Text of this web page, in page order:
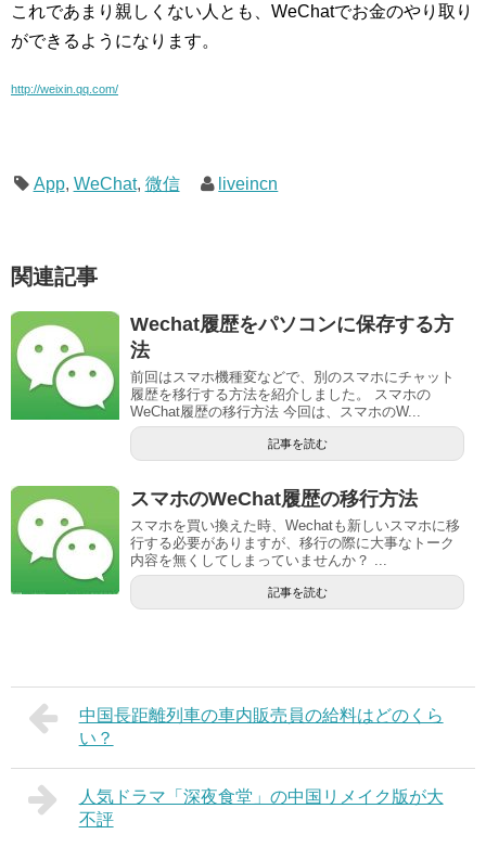
これであまり親しくない人とも、WeChatでお金のやり取り
ができるようになります。
http://weixin.qq.com/
App, WeChat, 微信 liveincn
関連記事
Wechat履歴をパソコンに保存する方
法
前回はスマホ機種変などで、別のスマホにチャット
履歴を移行する方法を紹介しました。 スマホの
WeChat履歴の移行方法 今回は、スマホのW...
記事を読む
スマホのWeChat履歴の移行方法
スマホを買い換えた時、Wechatも新しいスマホに移
行する必要がありますが、移行の際に大事なトーク
内容を無くしてしまっていませんか？ ...
記事を読む
中国長距離列車の車内販売員の給料はどのくら
い？
人気ドラマ「深夜食堂」の中国リメイク版が大
不評